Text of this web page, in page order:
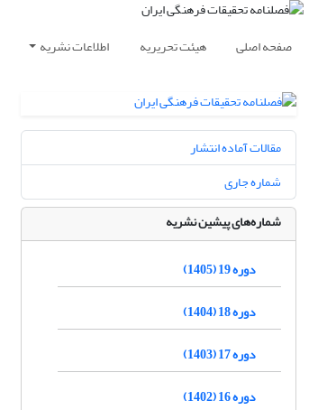
صفحه اصلی هیئت تحریریه اطلاعات نشریه
مقالات آماده انتشار
شماره جاری
شماره‌های پیشین نشریه
دوره 19 (1405)
دوره 18 (1404)
دوره 17 (1403)
دوره 16 (1402)